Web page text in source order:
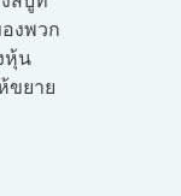
งพวก
หุ้น
ขยาย